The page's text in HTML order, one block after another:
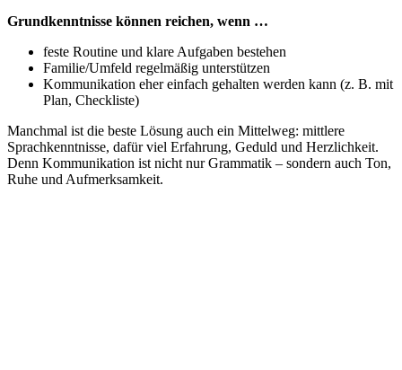
Grundkenntnisse können reichen, wenn …
feste Routine und klare Aufgaben bestehen
Familie/Umfeld regelmäßig unterstützen
Kommunikation eher einfach gehalten werden kann (z. B. mit
Plan, Checkliste)
Manchmal ist die beste Lösung auch ein Mittelweg: mittlere
Sprachkenntnisse, dafür viel Erfahrung, Geduld und Herzlichkeit.
Denn Kommunikation ist nicht nur Grammatik – sondern auch Ton,
Ruhe und Aufmerksamkeit.